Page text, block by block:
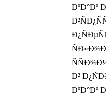
ÐºÐ°Ðº
Ð²
ÐºÐ°Ðº